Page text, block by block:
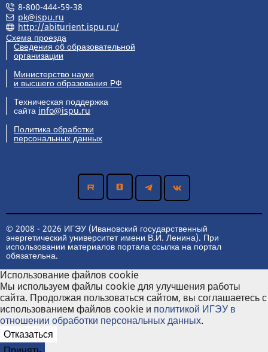
8-800-444-59-38
pk@ispu.ru
http://abiturient.ispu.ru/
Схема проезда
Сведения об образовательной
организации
Министерство науки
и высшего образования РФ
Техническая поддержка
сайта info@ispu.ru
Политика обработки
персональных данных
© 2008 - 2026 ИГЭУ (Ивановский государственный
энергетический университет имени В.И. Ленина). При
использовании материалов портала ссылка на портал
обязательна.
Использование файлов cookie
Мы используем файлы cookie для улучшения работы
сайта. Продолжая пользоваться сайтом, вы соглашаетесь с
использованием файлов cookie и политикой ИГЭУ в
отношении обработки персональных данных.
Отказаться